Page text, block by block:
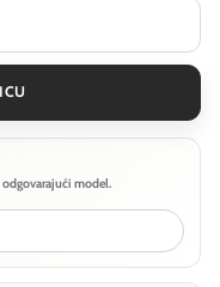
svjetiljka Ideal Lux OZ PL
model.